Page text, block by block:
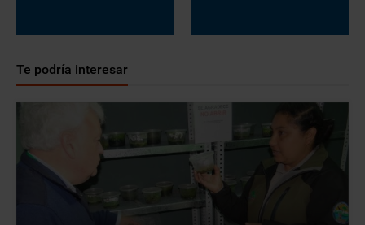
Te podría interesar